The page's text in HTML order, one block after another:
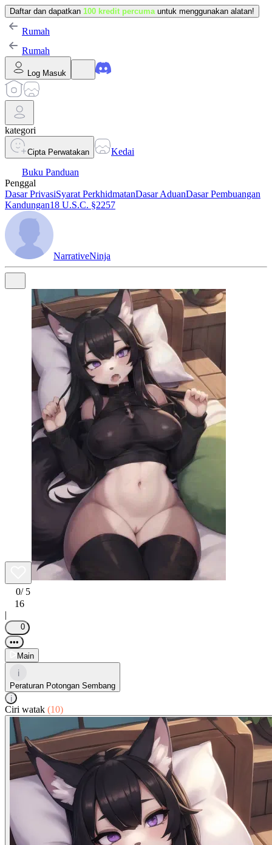
Daftar dan dapatkan 100 kredit percuma untuk menggunakan alatan!
Rumah
Rumah
Log Masuk
kategori
Cipta Perwatakan
Kedai
Buku Panduan
Penggal
Dasar PrivasiSyarat PerkhidmatanDasar AduanDasar Pembuangan
Kandungan18 U.S.C. §2257
NarrativeNinja
0/ 5
16
|
0
•••
Main
i
Peraturan Potongan Sembang
i
Ciri watak (10)